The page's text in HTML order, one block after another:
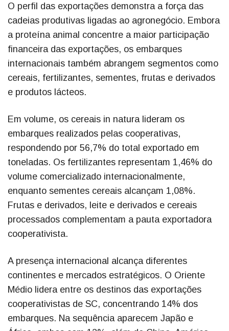
O perfil das exportações demonstra a força das
cadeias produtivas ligadas ao agronegócio. Embora
a proteína animal concentre a maior participação
financeira das exportações, os embarques
internacionais também abrangem segmentos como
cereais, fertilizantes, sementes, frutas e derivados
e produtos lácteos.
Em volume, os cereais in natura lideram os
embarques realizados pelas cooperativas,
respondendo por 56,7% do total exportado em
toneladas. Os fertilizantes representam 1,46% do
volume comercializado internacionalmente,
enquanto sementes cereais alcançam 1,08%.
Frutas e derivados, leite e derivados e cereais
processados complementam a pauta exportadora
cooperativista.
A presença internacional alcança diferentes
continentes e mercados estratégicos. O Oriente
Médio lidera entre os destinos das exportações
cooperativistas de SC, concentrando 14% dos
embarques. Na sequência aparecem Japão e